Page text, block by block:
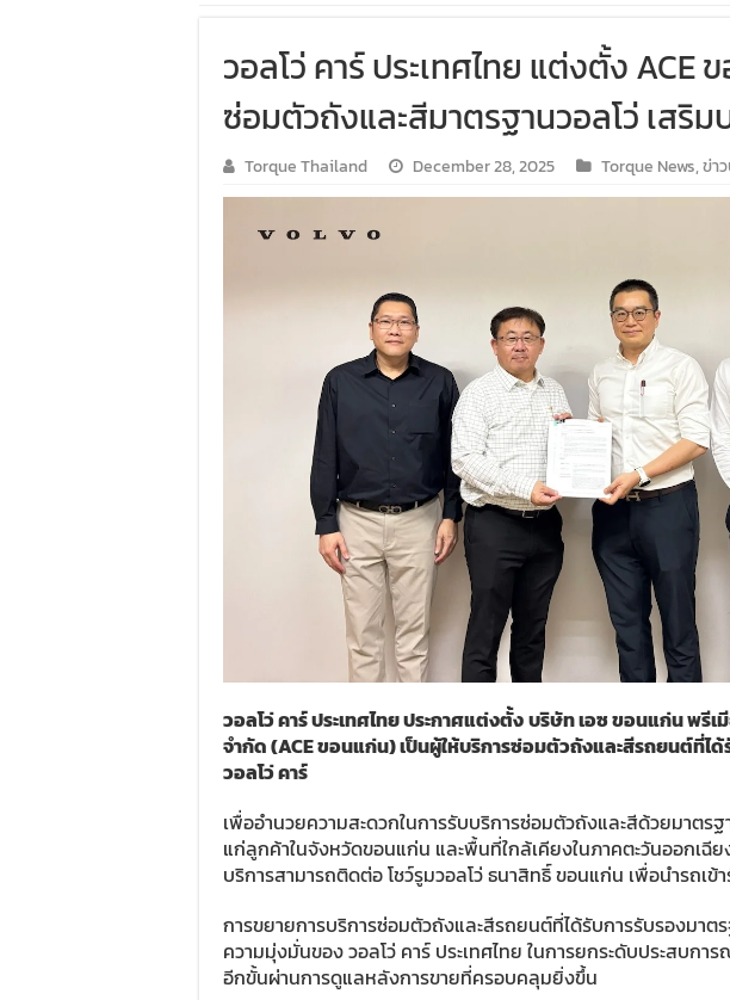
วอลโว่ คาร์ ประเทศไทย แต่งตั้ง ACE
ซ่อมตัวถังและสีมาตรฐานวอลโว่ เสริ
Torque Thailand December 28, 2025 Torque News,ข่า
วอลโว่ คาร์ ประเทศไทย ประกาศแต่งตั้งบริษัท เอซ ขอนแก่น พรีเ
จำกัด (ACE ขอนแก่น) เป็นผู้ให้บริการซ่อมตัวถังและสีรถยนต์ที่ไ
วอลโว่ คาร์
เพื่ออำนวยความสะดวกในการรับบริการซ่อมตัวถังและสีด้วยมาตรฐ
แก่ลูกค้าในจังหวัดขอนแก่น และพื้นที่ใกล้เคียงในภาคตะวันออกเฉีย
บริการสามารถติดต่อ โชว์รูมวอลโว่ ธนาสิทธิ์ ขอนแก่น เพื่อนำรถเข้
การขยายการบริการซ่อมตัวถังและสีรถยนต์ที่ได้รับการรับรองมา
ความมุ่งมั่นของ วอลโว่ คาร์ ประเทศไทย ในการยกระดับประสบกา
อีกขั้นผ่านการดูแลหลังการขายที่ครอบคลุมยิ่งขึ้น